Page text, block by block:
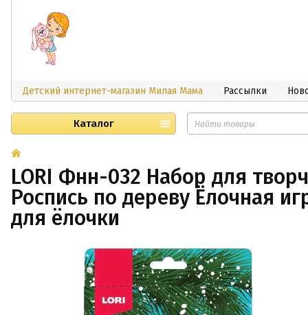
Детский интернет-магазин Милая Мама Рассылки
Каталог
LORI Фнн-032 Набор для
Роспись по дереву Ёлочная
для ёлочки